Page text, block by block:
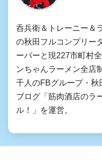
呑兵衛＆トレーニー＆
の秋田フルコンプリー
ーバーと現227市町村
ンちゃんラーメン全店
千人のFBグループ・秋
ブログ「筋肉酒店のラ
ル！」を運営。